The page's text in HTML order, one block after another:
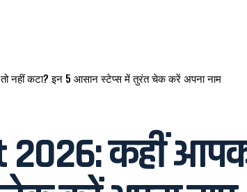
नहीं कटा? इन 5 आसान स्टेप्स में तुरंत चेक करें अपना नाम
कहीं